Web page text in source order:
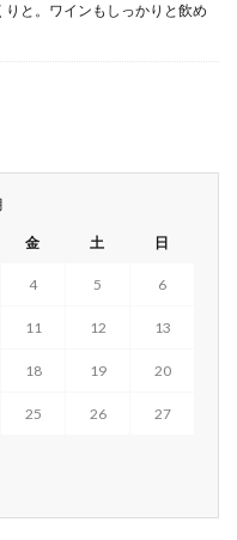
と。ワインもしっかりと飲め
金 土 日
4 5 6
11 12 13
18 19 20
25 26 27